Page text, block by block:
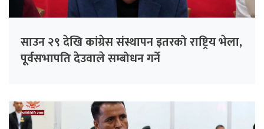
साउन २९ देखि कांग्रेस संस्थापन इतरको राष्ट्रिय भेला,
पूर्वसभापति देउवाले सम्बोधन गर्ने